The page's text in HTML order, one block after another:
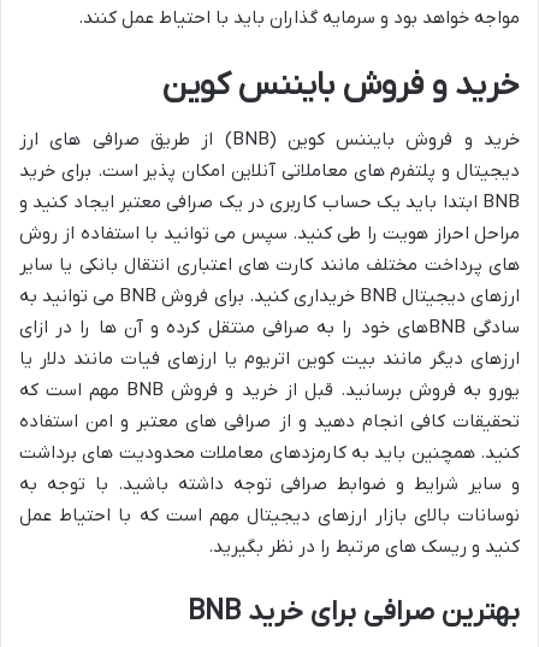
مواجه خواهد بود و سرمایه گذاران باید با احتیاط عمل کنند.
خرید و فروش بایننس کوین
خرید و فروش بایننس کوین (BNB) از طریق صرافی های ارز
دیجیتال و پلتفرم های معاملاتی آنلاین امکان پذیر است. برای خرید
BNB ابتدا باید یک حساب کاربری در یک صرافی معتبر ایجاد کنید و
مراحل احراز هویت را طی کنید. سپس می توانید با استفاده از روش
های پرداخت مختلف مانند کارت های اعتباری انتقال بانکی یا سایر
ارزهای دیجیتال BNB خریداری کنید. برای فروش BNB می توانید به
سادگی BNBهای خود را به صرافی منتقل کرده و آن ها را در ازای
ارزهای دیگر مانند بیت کوین اتریوم یا ارزهای فیات مانند دلار یا
یورو به فروش برسانید. قبل از خرید و فروش BNB مهم است که
تحقیقات کافی انجام دهید و از صرافی های معتبر و امن استفاده
کنید. همچنین باید به کارمزدهای معاملات محدودیت های برداشت
و سایر شرایط و ضوابط صرافی توجه داشته باشید. با توجه به
نوسانات بالای بازار ارزهای دیجیتال مهم است که با احتیاط عمل
کنید و ریسک های مرتبط را در نظر بگیرید.
بهترین صرافی برای خرید BNB